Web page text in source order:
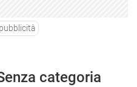
categoria